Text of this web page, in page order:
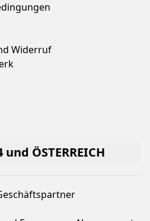
Widerruf
ÖSTERREICH